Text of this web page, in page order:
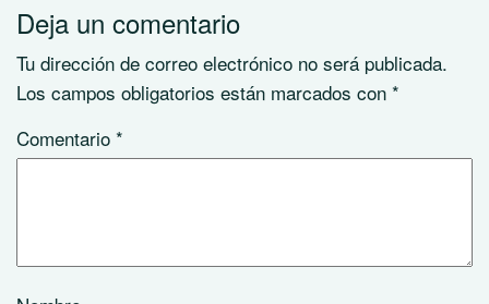
Deja un comentario
Tu dirección de correo electrónico no será publicada.
Los campos obligatorios están marcados con *
Comentario *